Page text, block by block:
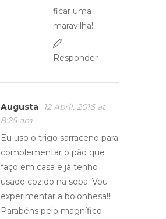
ficar uma
maravilha!
Responder
Augusta
12 Abril, 2016 at
8:25 am
Eu uso o trigo sarraceno para
complementar o pão que
faço em casa e já tenho
usado cozido na sopa. Vou
experimentar a bolonhesa!!!
Parabéns pelo magnífico